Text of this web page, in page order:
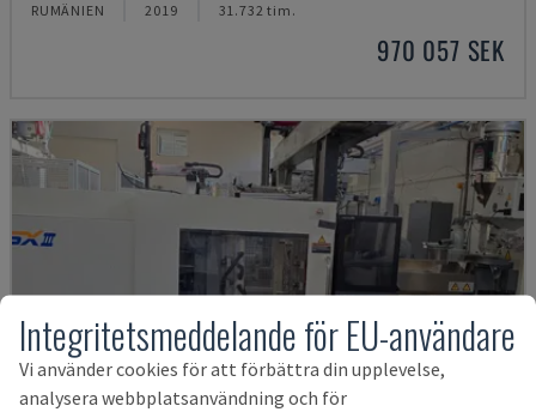
RUMÄNIEN 2019 31.732 tim.
970 057 SEK
Integritetsmeddelande för EU-användare
Vi använder cookies för att förbättra din upplevelse,
analysera webbplatsanvändning och för